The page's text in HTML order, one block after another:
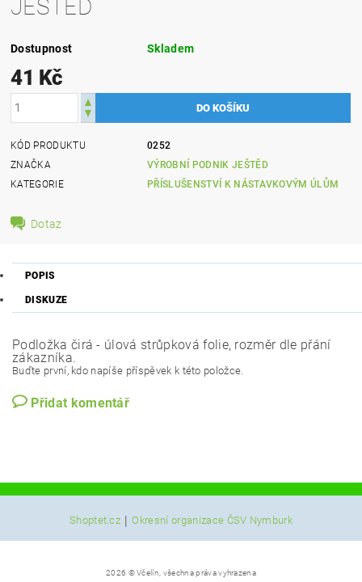
JEŠTĚD
Dostupnost Skladem
41 Kč
KÓD PRODUKTU
0252
ZNAČKA
VÝROBNÍ PODNIK JEŠTĚD
KATEGORIE
PŘÍSLUŠENSTVÍ K NÁSTAVKOVÝM ÚLŮM
Dotaz
POPIS
DISKUZE
Podložka čirá - úlová strůpková folie, rozměr dle přání
zákazníka.
Buďte první, kdo napíše příspěvek k této položce.
Přidat komentář
Shoptet.cz | Okresní organizace ČSV Nymburk
2026 © Včelín, všechna práva vyhrazena